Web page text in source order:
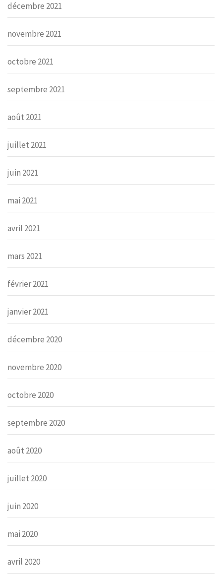
décembre 2021
novembre 2021
octobre 2021
septembre 2021
août 2021
juillet 2021
juin 2021
mai 2021
avril 2021
mars 2021
février 2021
janvier 2021
décembre 2020
novembre 2020
octobre 2020
septembre 2020
août 2020
juillet 2020
juin 2020
mai 2020
avril 2020